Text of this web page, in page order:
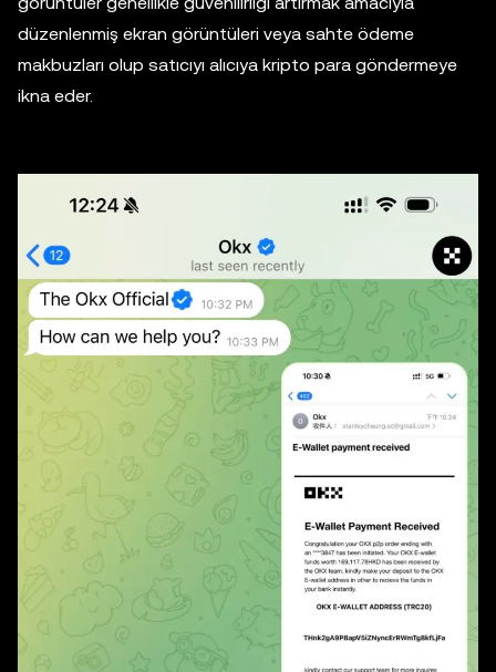
düzenlenmiş ekran görüntüleri veya sahte ödeme
makbuzları olup satıcıyı alıcıya kripto para göndermeye
ikna eder.